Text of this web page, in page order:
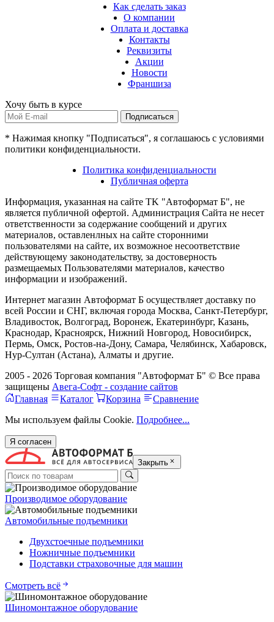
Как сделать заказ
О компании
Оплата и доставка
Контакты
Реквизиты
Акции
Новости
Франшиза
Хочу быть в курсе
Подписаться
* Нажимая кнопку "Подписаться", я соглашаюсь с условиями
политики конфиденциальности.
Политика конфиденциальности
Публичная оферта
Информация, указанная на сайте TK "Автоформат Б", не
является публичной офертой. Администрация Сайта не несет
ответственности за содержание сообщений и других
материалов, оставленлных на сайте сторонними
пользователями на сайте, их возможное несоответствие
действующему законодательству, за достоверность
размещаемых Пользователями материалов, качество
информации и изображений.
Интернет магазин Автоформат Б осуществляет доставку по
всей России и СНГ, включая города Москва, Санкт-Петербург,
Владивосток, Волгоград, Воронеж, Екатеринбург, Казань,
Краснодар, Красноярск, Нижний Новгород, Новосибирск,
Пермь, Омск, Ростов-на-Дону, Самара, Челябинск, Хабаровск,
Нур-Султан (Астана), Алматы и другие.
2005 - 2026 Торговая компания "Автоформат Б" © Все права
защищены Авега-Софт - создание сайтов
Главная
Каталог Корзина
Сравнение
Мы используем файлы Cookie. Подробнее...
Я согласен
Закрыть
Производимое оборудование
Автомобильные подъемники
Двухстоечные подъемники
Ножничные подъемники
Подставки страховочные для машин
Смотреть всё
Шиномонтажное оборудование